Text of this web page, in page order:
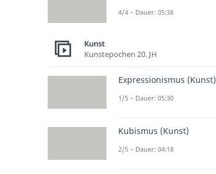
4/4 – Dauer: 05:38
Kunst
Kunstepochen 20. JH
Expressionismus (Kunst)
1/5 – Dauer: 05:30
Kubismus (Kunst)
2/5 – Dauer: 04:18